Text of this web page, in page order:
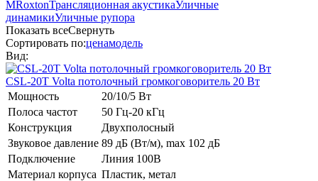
MRoxtonТрансляционная акустикаУличные
динамикиУличные рупора
Показать всеСвернуть
Сортировать по:ценамодель
Вид:
CSL-20T Volta потолочный громкоговоритель 20 Вт
Мощность
20/10/5 Вт
Полоса частот
50 Гц-20 кГц
Конструкция
Двухполосный
Звуковое давление 89 дБ (Вт/м), max 102 дБ
Подключение
Линия 100В
Материал корпуса Пластик, метал